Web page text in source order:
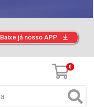
Baixe já nosso APP
0